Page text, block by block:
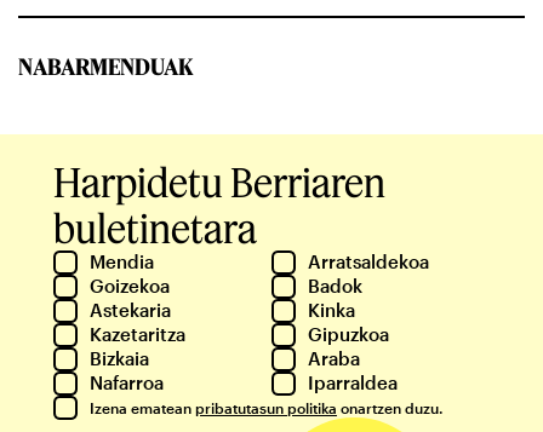
NABARMENDUAK
Harpidetu Berriaren
buletinetara
Mendia
Arratsaldekoa
Goizekoa
Badok
Astekaria
Kinka
Kazetaritza
Gipuzkoa
Bizkaia
Araba
Nafarroa
Iparraldea
Izena ematean pribatutasun politika onartzen duzu.